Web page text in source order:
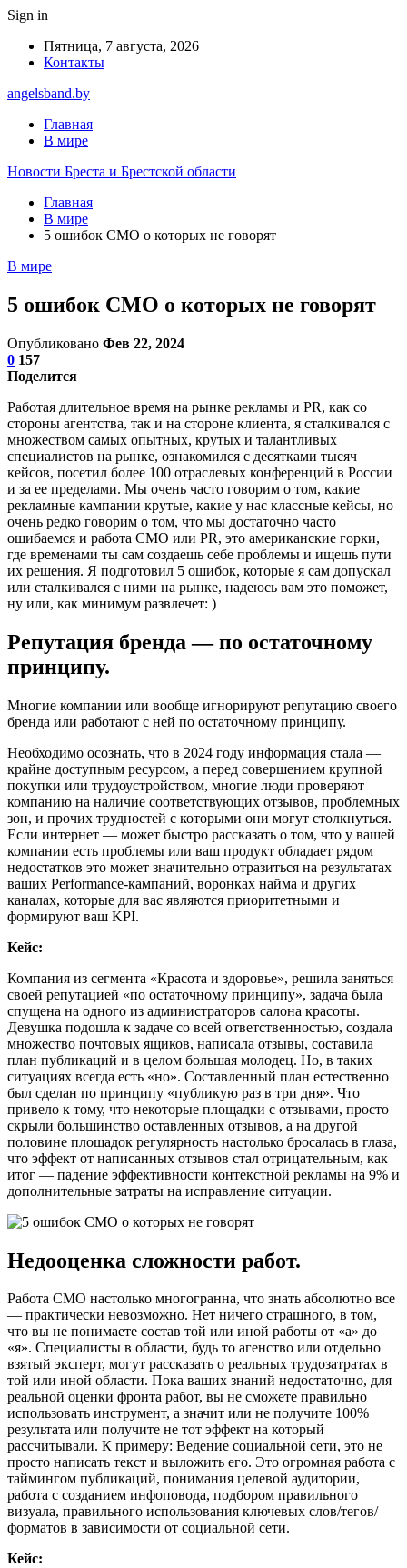
Sign in
Пятница, 7 августа, 2026
Контакты
angelsband.by
Главная
В мире
Новости Бреста и Брестской области
Главная
В мире
5 ошибок СМО о которых не говорят
В мире
5 ошибок СМО о которых не говорят
Опубликовано Фев 22, 2024
0 157
Поделится
Работая длительное время на рынке рекламы и PR, как со
стороны агентства, так и на стороне клиента, я сталкивался с
множеством самых опытных, крутых и талантливых
специалистов на рынке, ознакомился с десятками тысяч
кейсов, посетил более 100 отраслевых конференций в России
и за ее пределами. Мы очень часто говорим о том, какие
рекламные кампании крутые, какие у нас классные кейсы, но
очень редко говорим о том, что мы достаточно часто
ошибаемся и работа СМО или PR, это американские горки,
где временами ты сам создаешь себе проблемы и ищешь пути
их решения. Я подготовил 5 ошибок, которые я сам допускал
или сталкивался с ними на рынке, надеюсь вам это поможет,
ну или, как минимум развлечет: )
Репутация бренда — по остаточному
принципу.
Многие компании или вообще игнорируют репутацию своего
бренда или работают с ней по остаточному принципу.
Необходимо осознать, что в 2024 году информация стала —
крайне доступным ресурсом, а перед совершением крупной
покупки или трудоустройством, многие люди проверяют
компанию на наличие соответствующих отзывов, проблемных
зон, и прочих трудностей с которыми они могут столкнуться.
Если интернет — может быстро рассказать о том, что у вашей
компании есть проблемы или ваш продукт обладает рядом
недостатков это может значительно отразиться на результатах
ваших Performance-кампаний, воронках найма и других
каналах, которые для вас являются приоритетными и
формируют ваш KPI.
Кейс:
Компания из сегмента «Красота и здоровье», решила заняться
своей репутацией «по остаточному принципу», задача была
спущена на одного из администраторов салона красоты.
Девушка подошла к задаче со всей ответственностью, создала
множество почтовых ящиков, написала отзывы, составила
план публикаций и в целом большая молодец. Но, в таких
ситуациях всегда есть «но». Составленный план естественно
был сделан по принципу «публикую раз в три дня». Что
привело к тому, что некоторые площадки с отзывами, просто
скрыли большинство оставленных отзывов, а на другой
половине площадок регулярность настолько бросалась в глаза,
что эффект от написанных отзывов стал отрицательным, как
итог — падение эффективности контекстной рекламы на 9% и
дополнительные затраты на исправление ситуации.
Недооценка сложности работ.
Работа СМО настолько многогранна, что знать абсолютно все
— практически невозможно. Нет ничего страшного, в том,
что вы не понимаете состав той или иной работы от «а» до
«я». Специалисты в области, будь то агенство или отдельно
взятый эксперт, могут рассказать о реальных трудозатратах в
той или иной области. Пока ваших знаний недостаточно, для
реальной оценки фронта работ, вы не сможете правильно
использовать инструмент, а значит или не получите 100%
результата или получите не тот эффект на который
рассчитывали. К примеру: Ведение социальной сети, это не
просто написать текст и выложить его. Это огромная работа с
таймингом публикаций, понимания целевой аудитории,
работа с созданием инфоповода, подбором правильного
визуала, правильного использования ключевых слов/тегов/
форматов в зависимости от социальной сети.
Кейс: